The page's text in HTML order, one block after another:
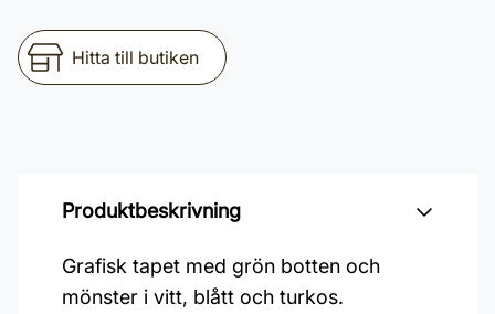
Hitta till butiken
Produktbeskrivning
Grafisk tapet med grön botten och
mönster i vitt, blått och turkos.